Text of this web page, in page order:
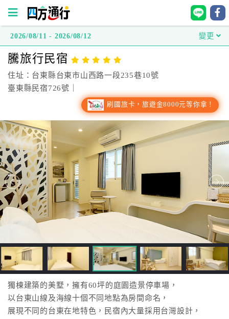
方
通
行
台
灣
訂
房
跟
飯
店
訂
房
HOT
2026/08/11 - 2026/08/12 變更
騰旅行民宿
住址：台東縣台東市山西路一段235巷10號
臺東縣民宿726號｜
刷國旅卡，旅遊金8000元等你拿！
獨棟建築的美墅，擁有60坪的庭園造景停車場，
以台東山線及海線十個不同地點為房間命名，
展現不同的台東在地特色，民宿內大量採用台灣設計，